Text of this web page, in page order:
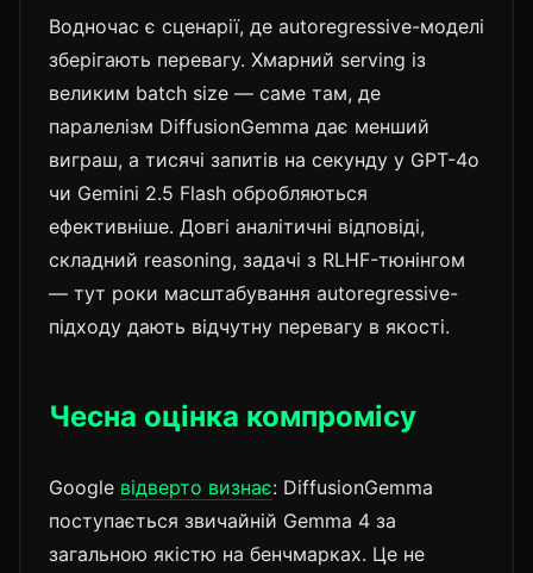
Водночас є сценарії, де autoregressive-моделі
зберігають перевагу. Хмарний serving із
великим batch size — саме там, де
паралелізм DiffusionGemma дає менший
виграш, а тисячі запитів на секунду у GPT-4o
чи Gemini 2.5 Flash обробляються
ефективніше. Довгі аналітичні відповіді,
складний reasoning, задачі з RLHF-тюнінгом
— тут роки масштабування autoregressive-
підходу дають відчутну перевагу в якості.
Чесна оцінка компромісу
Google відверто визнає: DiffusionGemma
поступається звичайній Gemma 4 за
загальною якістю на бенчмарках. Це не